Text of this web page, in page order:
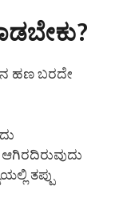
ಹಣ ಬರದೇ
ತಪ್ಪು